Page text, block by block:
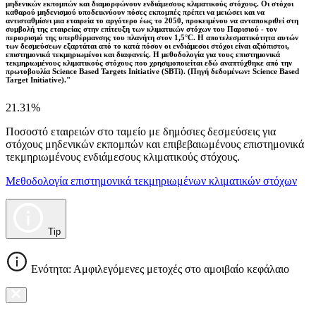
μηδενικών εκπομπών και διαμορφώνουν ενδιάμεσους κλιματικούς στόχους. Οι στόχοι
καθαρού μηδενισμού υποδεικνύουν πόσες εκπομπές πρέπει να μειώσει και να
αντισταθμίσει μια εταιρεία το αργότερο έως το 2050, προκειμένου να ανταποκριθεί στη
συμβολή της εταιρείας στην επίτευξη των κλιματικών στόχων του Παρισιού - τον
περιορισμό της υπερθέρμανσης του πλανήτη στον 1,5°C. Η αποτελεσματικότητα αυτών
των δεσμεύσεων εξαρτάται από το κατά πόσον οι ενδιάμεσοι στόχοι είναι αξιόπιστοι,
επιστημονικά τεκμηριωμένοι και διαφανείς. Η μεθοδολογία για τους επιστημονικά
τεκμηριωμένους κλιματικούς στόχους που χρησιμοποιείται εδώ αναπτύχθηκε από την
πρωτοβουλία Science Based Targets Initiative (SBTi). (Πηγή δεδομένων: Science Based
Target Initiative)."
21.31%
Ποσοστό εταιρειών στο ταμείο με δημόσιες δεσμεύσεις για
στόχους μηδενικών εκπομπών και επιβεβαιωμένους επιστημονικά
τεκμηριωμένους ενδιάμεσους κλιματικούς στόχους.
Μεθοδολογία επιστημονικά τεκμηριωμένων κλιματικών στόχων
Tip
Ενότητα: Αμφιλεγόμενες μετοχές στο αμοιβαίο κεφάλαιο